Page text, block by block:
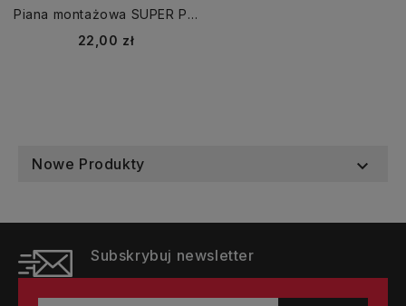
Piana montażowa SUPER PLUS 750 ml
Cena
22,00 zł
Nowe Produkty 
Subskrybuj newsletter